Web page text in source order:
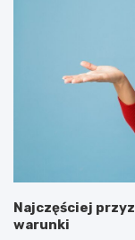
Najczęściej
warunki